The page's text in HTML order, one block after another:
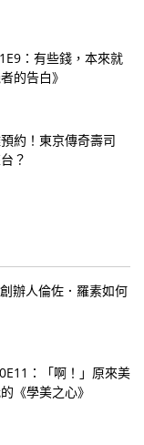
：有些錢，本來就
的告白》
約！東京傳奇壽司
？
辦人倫佐．羅素如何
：「啊！」原來美
《學美之心》